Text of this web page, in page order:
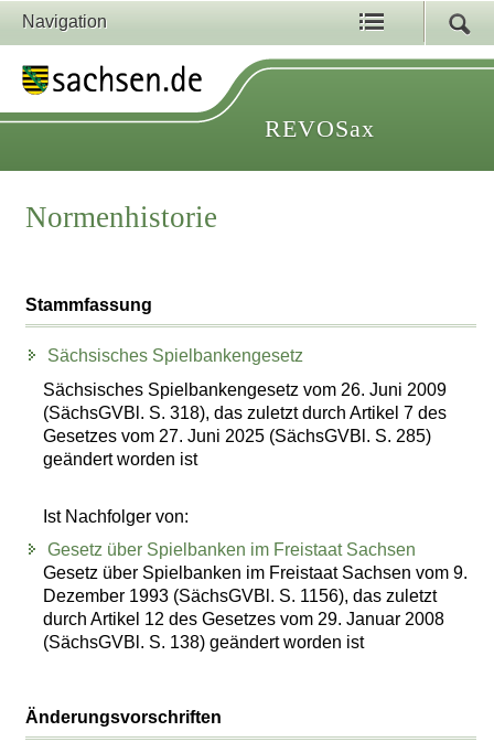
Navigation
REVOSax
Normenhistorie
Stammfassung
Sächsisches Spielbankengesetz
Sächsisches Spielbankengesetz vom 26. Juni 2009
(SächsGVBl. S. 318), das zuletzt durch Artikel 7 des
Gesetzes vom 27. Juni 2025 (SächsGVBl. S. 285)
geändert worden ist
Ist Nachfolger von:
Gesetz über Spielbanken im Freistaat Sachsen
Gesetz über Spielbanken im Freistaat Sachsen vom 9.
Dezember 1993 (SächsGVBl. S. 1156), das zuletzt
durch Artikel 12 des Gesetzes vom 29. Januar 2008
(SächsGVBl. S. 138) geändert worden ist
Änderungsvorschriften